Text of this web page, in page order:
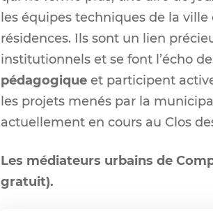
les équipes techniques de la
résidences. Ils sont un lien
institutionnels et se font l’écho
pédagogique et participent
les projets menés par la
actuellement en cours au Clos
Les médiateurs urbains de
gratuit).